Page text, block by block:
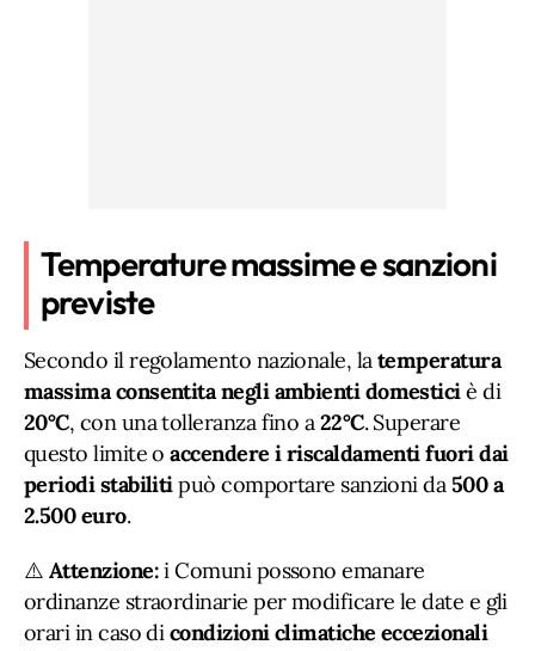
Temperature massime e sanzioni
previste
Secondo il regolamento nazionale, latemperatura
massima consentita negli ambienti domesticiè di
20°C, con una tolleranza fino a22°C. Superare
questo limite oaccendere i riscaldamenti fuori dai
periodi stabilitipuò comportare sanzioni da500 a
2.500 euro.
⚠️ Attenzione:i Comuni possono emanare
ordinanze straordinarie per modificare le date e gli
orari in caso dicondizioni climatiche eccezionali